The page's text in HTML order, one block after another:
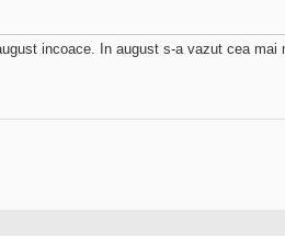
incoace. In august s-a vazut cea mai